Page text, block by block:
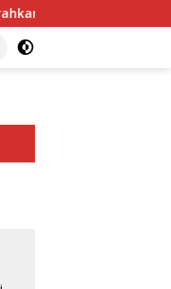
Dampingi Siswa di